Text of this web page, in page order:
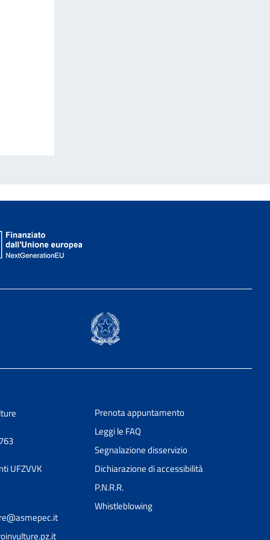
UFZVVK
Prenota appuntamento
Leggi le FAQ
Segnalazione disservizio
Dichiarazione di accessibilità
P.N.R.R.
Whistleblowing